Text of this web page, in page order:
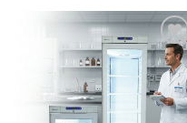
Ajouter
à la liste
d’envies